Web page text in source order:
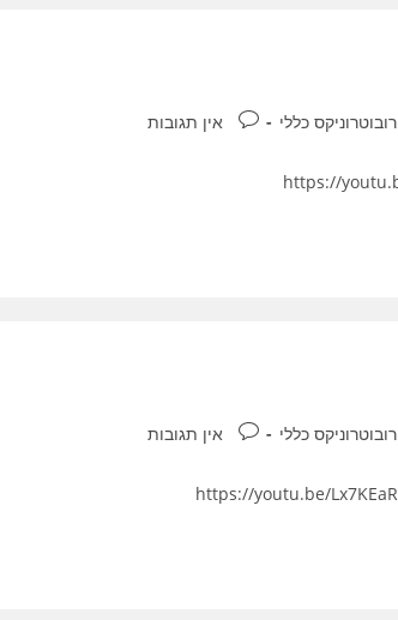
רובוטרוניקס כללי תגובות:אין תגובות
רובוטרוניקס כללי תגובות:אין תגובות